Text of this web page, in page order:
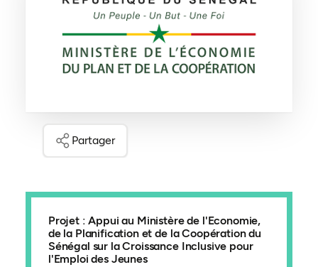
Partager
Projet : Appui au Ministère de l'Economie,
de la Planification et de la Coopération du
Sénégal sur la Croissance Inclusive pour
l'Emploi des Jeunes